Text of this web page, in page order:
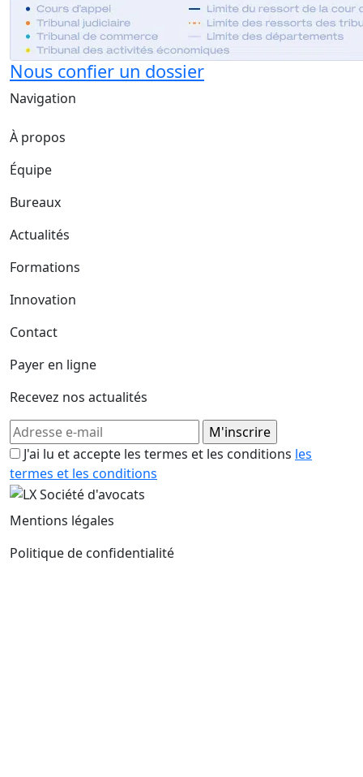
Nous confier un dossier
Navigation
À propos
Équipe
Bureaux
Actualités
Formations
Innovation
Contact
Payer en ligne
Recevez nos actualités
J'ai lu et accepte les termes et les conditions les
termes et les conditions
Mentions légales
Politique de confidentialité